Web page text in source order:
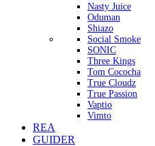
Nasty Juice
Oduman
Shiazo
Social Smoke
SONIC
Three Kings
Tom Cococha
True Cloudz
True Passion
Vaptio
Vimto
REA
GUIDER